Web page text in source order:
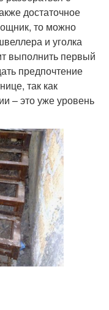
достаточное
то можно
и уголка
выполнить первый
предпочтение
так как
– это уже уровень